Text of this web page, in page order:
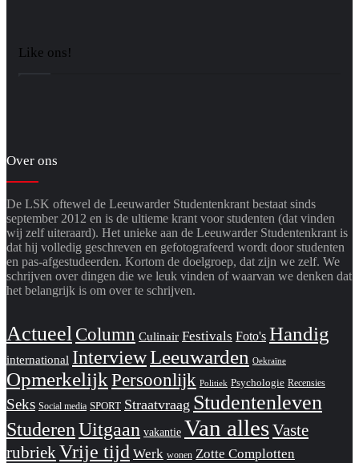
Like ons!
Over ons
De LSK oftewel de Leeuwarder Studentenkrant bestaat sinds
september 2012 en is de ultieme krant voor studenten (dat vinden
wij zelf uiteraard). Het unieke aan de Leeuwarder Studentenkrant is
dat hij volledig geschreven en gefotografeerd wordt door studenten
en pas-afgestudeerden. Kortom de doelgroep, dat zijn we zelf. We
schrijven over dingen die we leuk vinden of waarvan we denken dat
het belangrijk is om over te schrijven.
Actueel Column Culinair Festivals Foto's Handig
international InterviewLeeuwarden Oekraïne
OpmerkelijkPersoonlijk Politiek Psychologie Recensies
Seks Social media SPORT Straatvraag Studentenleven
StuderenUitgaan vakantie Van allesVaste
rubriekVrije tijd Werk wonen Zotte Complotten